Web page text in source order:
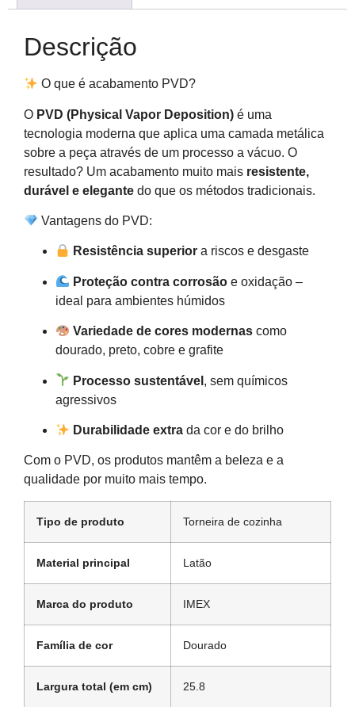
Descrição
O que é acabamento PVD?
O PVD (Physical Vapor Deposition) é uma
tecnologia moderna que aplica uma camada metálica
sobre a peça através de um processo a vácuo. O
resultado? Um acabamento muito mais resistente,
durável e elegante do que os métodos tradicionais.
Vantagens do PVD:
Resistência superior a riscos e desgaste
Proteção contra corrosão e oxidação –
ideal para ambientes húmidos
Variedade de cores modernas como
dourado, preto, cobre e grafite
Processo sustentável , sem químicos
agressivos
Durabilidade extra da cor e do brilho
Com o PVD, os produtos mantêm a beleza e a
qualidade por muito mais tempo.
Tipo de produto Torneira de cozinha
Material principal Latão
Marca do produto IMEX
Família de cor Dourado
Largura total (em cm) 25.8